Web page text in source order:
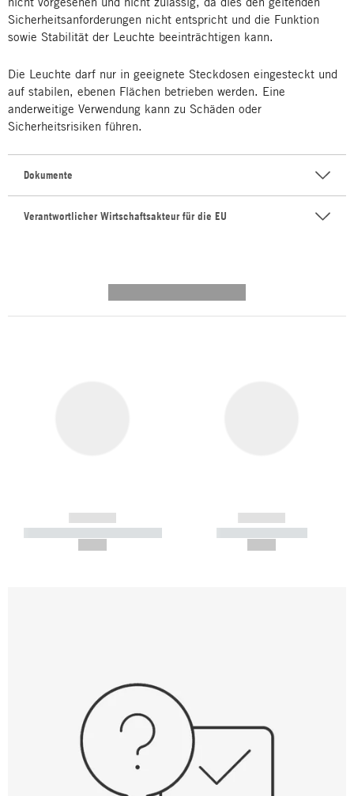
Sicherheitsanforderungen nicht entspricht und die Funktion
sowie Stabilität der Leuchte beeinträchtigen kann.
Die Leuchte darf nur in geeignete Steckdosen eingesteckt und
auf stabilen, ebenen Flächen betrieben werden. Eine
anderweitige Verwendung kann zu Schäden oder
Sicherheitsrisiken führen.
Dokumente
Verantwortlicher Wirtschaftsakteur für die EU
------------
----------- ----------- -----------
------------
----------- -----------